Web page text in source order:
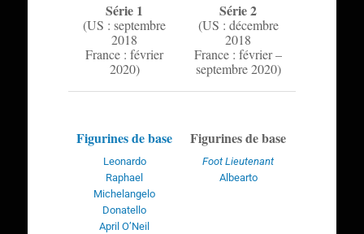
Série 1
(US : septembre
2018
France : février
2020)
Série 2
(US : décembre
2018
France : février –
septembre 2020)
Figurines de base
Leonardo
Raphael
Michelangelo
Donatello
April O’Neil
Figurines de base
Foot Lieutenant
Albearto